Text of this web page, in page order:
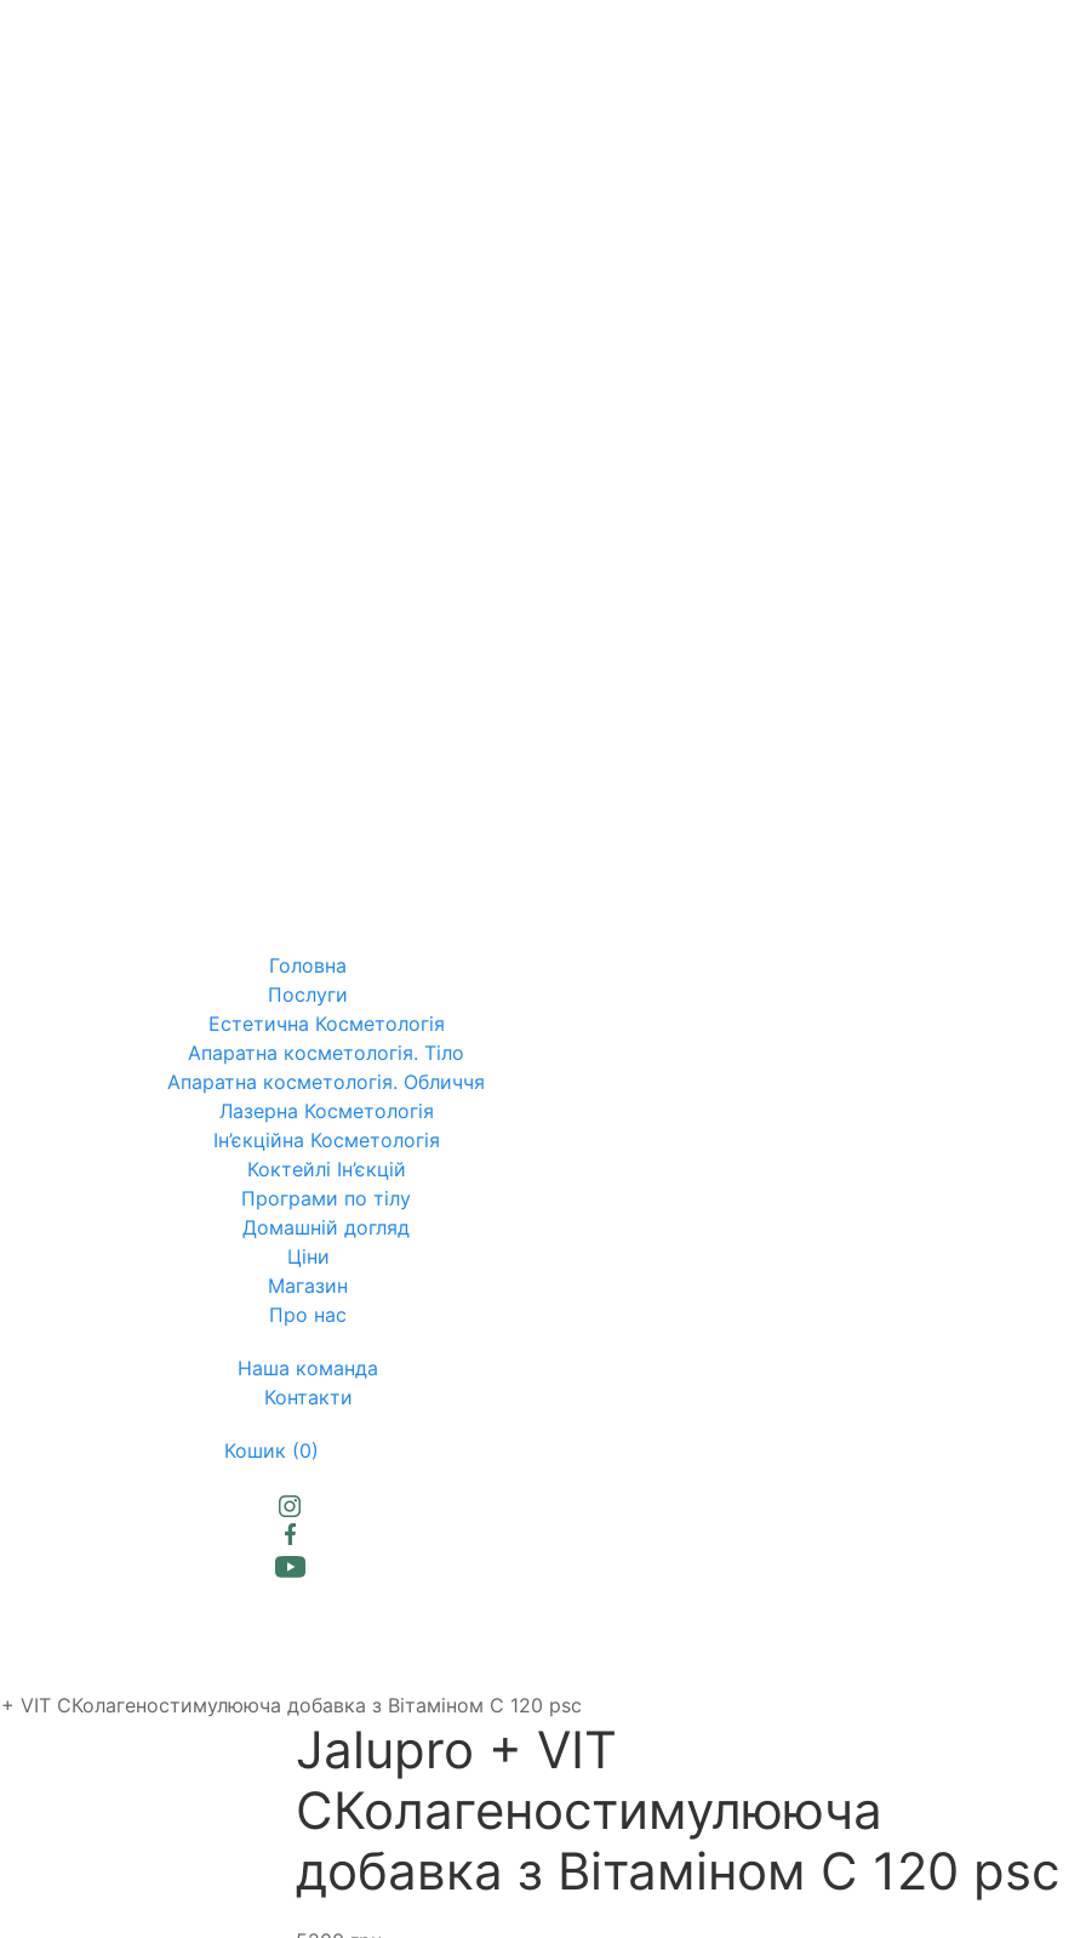
Головна
Послуги
Естетична Косметологія
Апаратна косметологія. Тіло
Апаратна косметологія. Обличчя
Лазерна Косметологія
Ін’єкційна Косметологія
Коктейлі Ін’єкцій
Програми по тілу
Домашній догляд
Ціни
Магазин
Про нас
Наша команда
Контакти
Кошик (0)
VIT CКолагеностимулююча добавка з Вітаміном С 120 psc
Jalupro + VIT
CКолагеностимулююча
добавка з Вітаміном С 120 psc